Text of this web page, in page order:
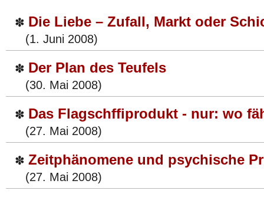
✽ Die Liebe – Zufall, Markt oder
(1. Juni 2008)
✽ Der Plan des Teufels
(30. Mai 2008)
✽ Das Flagschffiprodukt - nur: wo
(27. Mai 2008)
✽ Zeitphänomene und psychische
(27. Mai 2008)